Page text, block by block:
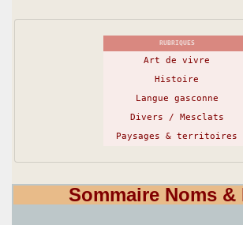
RUBRIQUES
Art de vivre
Histoire
Langue gasconne
Divers / Mesclats
Paysages & territoires
Sommaire Noms &